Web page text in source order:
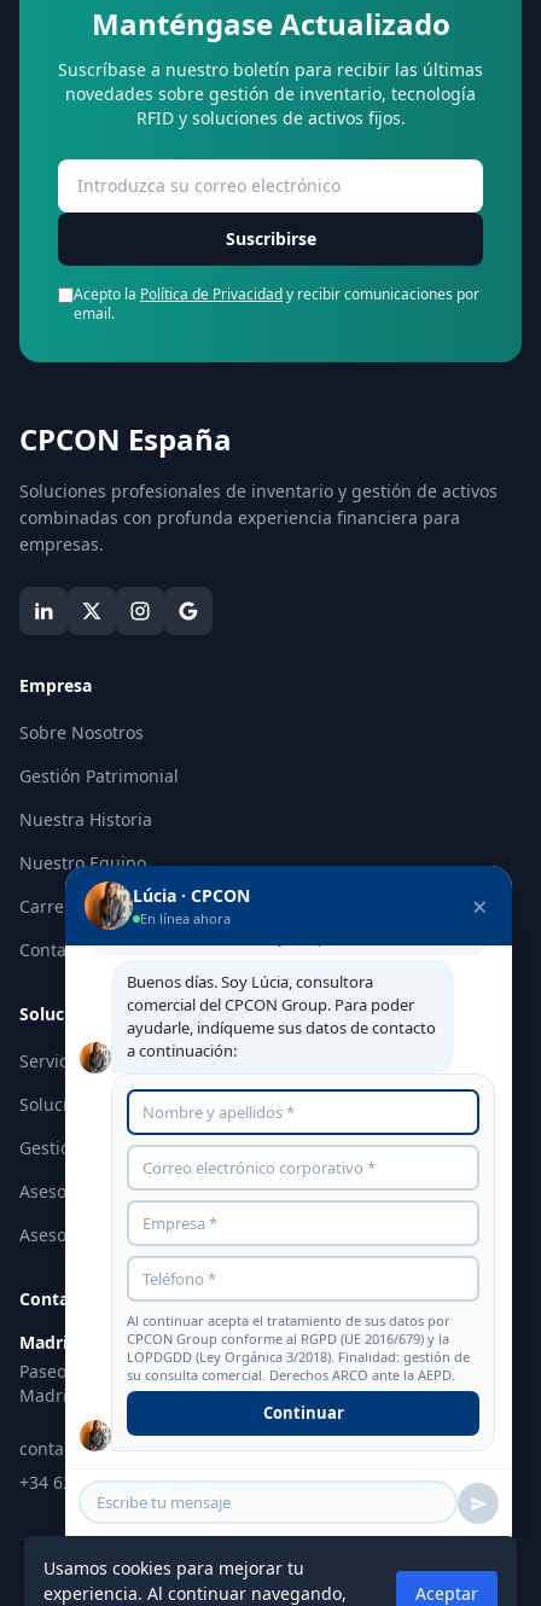
Manténgase Actualizado
Suscríbase a nuestro boletín para recibir las últimas
novedades sobre gestión de inventario, tecnología
RFID y soluciones de activos fijos.
Suscribirse
Acepto la Política de Privacidady recibir comunicaciones por
email.
CPCON España
Soluciones profesionales de inventario y gestión de activos
combinadas con profunda experiencia financiera para
empresas.
Empresa
Sobre Nosotros
Gestión Patrimonial
Nuestra Historia
Nuestro Equipo
Carreras
Contacto
Soluciones
Servicios de Inventario
Soluciones Empresariales
Gestión de Activos Fijos
Asesoría en Valoración
Asesoría Inmobiliaria
Contacto y Oficina
Madrid
Paseo de la Castellana 95, Planta 15
Madrid, 28046
contacto@cpcongroup.es
+34 620 35 87 38
© 2026 CPCON España. Todos los derechos reservados.
Lúcia · CPCON
En línea ahora ×
No comparta contraseñas, DNI, NIE, CIF, IBAN ni datos
Buenos días. Soy Lúcia, consultora
comercial del CPCON Group. Para poder
ayudarle, indíqueme sus datos de contacto
a continuación:
Al continuar acepta el tratamiento de sus datos por
CPCON Group conforme al RGPD (UE 2016/679) y la
LOPDGDD (Ley Orgánica 3/2018). Finalidad: gestión de
su consulta comercial. Derechos ARCO ante la AEPD.
Continuar
Usamos cookies para mejorar tu
experiencia. Al continuar navegando,
Aceptar